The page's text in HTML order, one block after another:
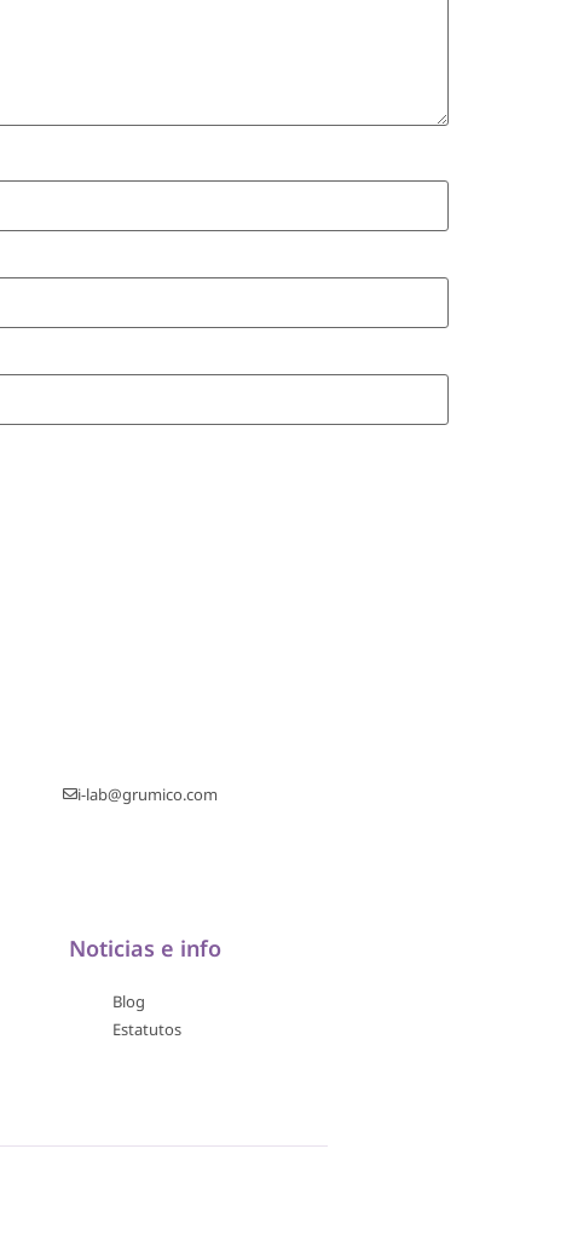
i-lab@grumico.com
Noticias e info
Blog
Estatutos